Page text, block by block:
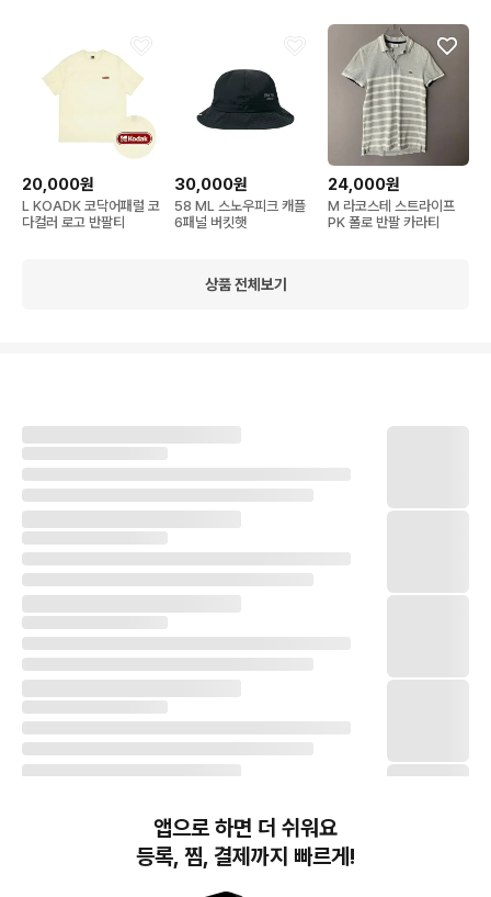
20,000원
L KOADK 코닥어패럴 코
다컬러 로고 반팔티
30,000원
58 ML 스노우피크 캐플
6패널 버킷햇
24,000원
M 라코스테 스트라이프
PK 폴로 반팔 카라티
상품 전체보기
앱으로 하면 더 쉬워요
등록, 찜, 결제까지 빠르게!